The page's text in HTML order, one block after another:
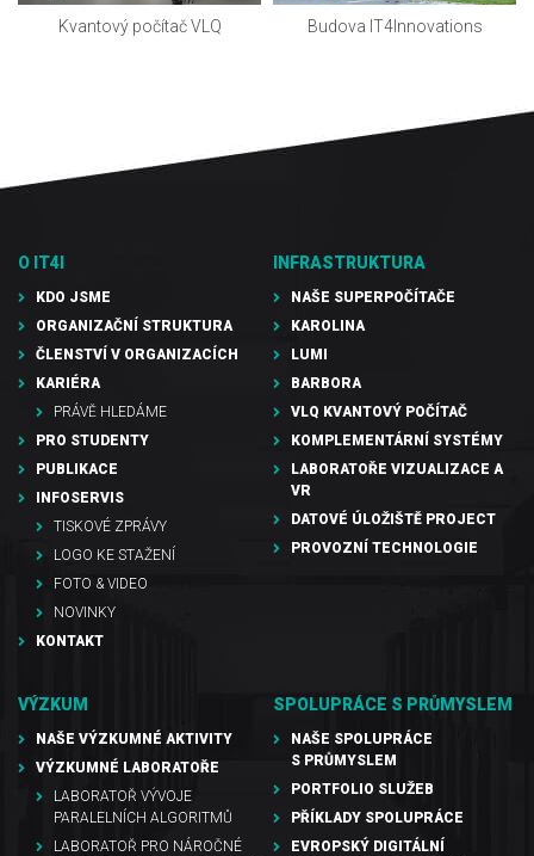
Kvantový počítač VLQ Budova IT4Innovations
O IT4I
KDO JSME
ORGANIZAČNÍ STRUKTURA
ČLENSTVÍ V ORGANIZACÍCH
KARIÉRA
PRÁVĚ HLEDÁME
PRO STUDENTY
PUBLIKACE
INFOSERVIS
TISKOVÉ ZPRÁVY
LOGO KE STAŽENÍ
FOTO & VIDEO
NOVINKY
KONTAKT
INFRASTRUKTURA
NAŠE SUPERPOČÍTAČE
KAROLINA
LUMI
BARBORA
VLQ KVANTOVÝ POČÍTAČ
KOMPLEMENTÁRNÍ SYSTÉMY
LABORATOŘE VIZUALIZACE A
VR
DATOVÉ ÚLOŽIŠTĚ PROJECT
PROVOZNÍ TECHNOLOGIE
VÝZKUM
NAŠE VÝZKUMNÉ AKTIVITY
VÝZKUMNÉ LABORATOŘE
LABORATOŘ VÝVOJE
PARALELNÍCH ALGORITMŮ
LABORATOŘ PRO NÁROČNÉ
SPOLUPRÁCE S PRŮMYSLEM
NAŠE SPOLUPRÁCE
S PRŮMYSLEM
PORTFOLIO SLUŽEB
PŘÍKLADY SPOLUPRÁCE
EVROPSKÝ DIGITÁLNÍ